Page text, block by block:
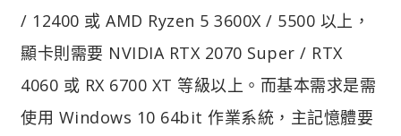
/ 12400 或 AMD Ryzen 5 3600X / 5500 以上，
顯卡則需要 NVIDIA RTX 2070 Super / RTX
4060 或 RX 6700 XT 等級以上。而基本需求是需
使用 Windows 10 64bit 作業系統，主記憶體要